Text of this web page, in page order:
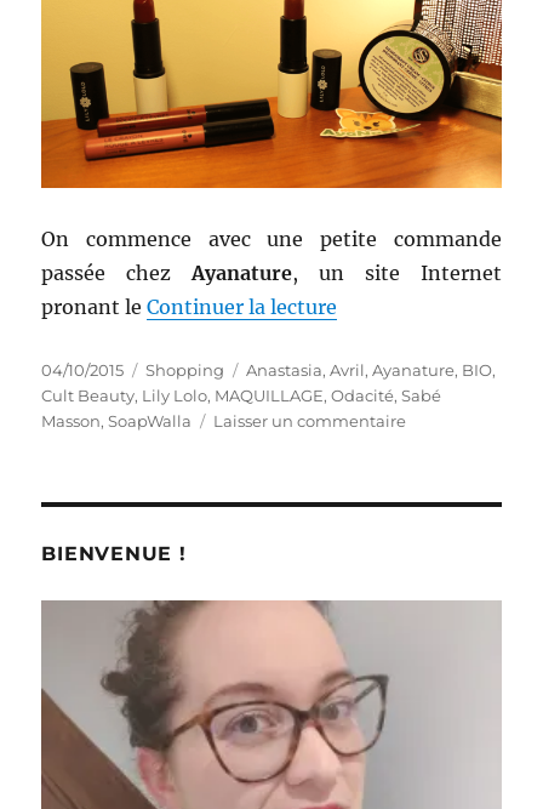
On commence avec une petite commande
passée chezAyanature, un site Internet
pronant leContinuer la lecture
Publié
le
04/10/2015 Catégories
Shopping Étiquettes
Anastasia,Avril,Ayanature, BIO,
Cult Beauty, Lily Lolo, MAQUILLAGE,Odacité,Sabé
Masson,SoapWalla Laisser un commentairesur
craquages,
BIENVENUE !